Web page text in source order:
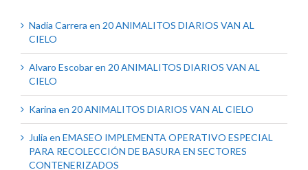
Nadia Carrera en 20 ANIMALITOS DIARIOS VAN AL
CIELO
Alvaro Escobaren 20 ANIMALITOS DIARIOS VAN AL
CIELO
Karina en 20 ANIMALITOS DIARIOS VAN AL CIELO
Julia en EMASEO IMPLEMENTA OPERATIVO ESPECIAL
PARA RECOLECCIÓN DE BASURA EN SECTORES
CONTENERIZADOS